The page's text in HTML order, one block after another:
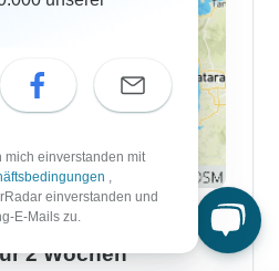
2 Wochen
mich einverstanden mit
,
einverstanden und
E-Mails zu.